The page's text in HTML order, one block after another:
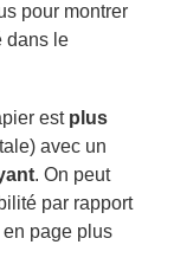
pour montrer
dans le
est plus
avec un
. On peut
par rapport
page plus